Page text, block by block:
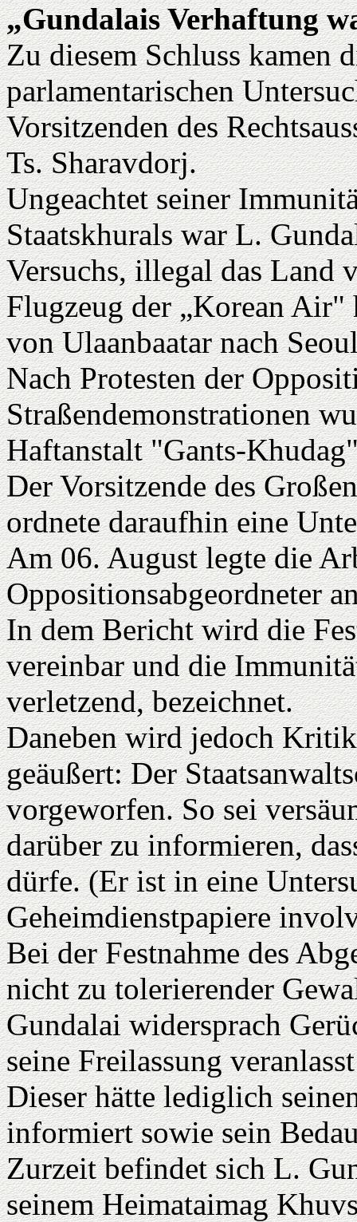
„Gundalais Verhaftung
Zu diesem Schluss kamen
parlamentarischen
Vorsitzenden des
Ts. Sharavdorj.
Ungeachtet seiner
Staatskhurals war L.
Versuchs, illegal das Land
Flugzeug der „Korean Air"
von Ulaanbaatar nach
Nach Protesten der
Straßendemonstrationen
Haftanstalt "Gants-
Der Vorsitzende des
ordnete daraufhin eine
Am 06. August legte die
Oppositionsabgeordneter
In dem Bericht wird die
vereinbar und die
verletzend, bezeichnet.
Daneben wird jedoch
geäußert: Der
vorgeworfen. So sei
darüber zu informieren,
dürfe. (Er ist in eine
Geheimdienstpapiere
Bei der Festnahme des
nicht zu tolerierender
Gundalai widersprach
seine Freilassung
Dieser hätte lediglich
informiert sowie sein
Zurzeit befindet sich L.
seinem Heimataimag